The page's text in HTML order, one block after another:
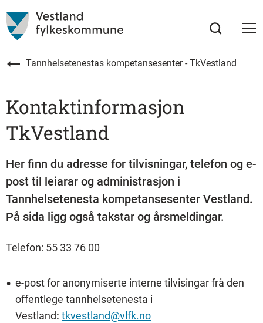
Tannhelsetenestas kompetansesenter - TkVestland
Kontaktinformasjon
TkVestland
Her finn du adresse for tilvisningar, telefon og e-
post til leiarar og administrasjon i
Tannhelsetenesta kompetansesenter Vestland.
På sida ligg også takstar og årsmeldingar.
Telefon: 55 33 76 00
e-post for anonymiserte interne tilvisingar frå den
offentlege tannhelsetenesta i
Vestland: tkvestland@vlfk.no